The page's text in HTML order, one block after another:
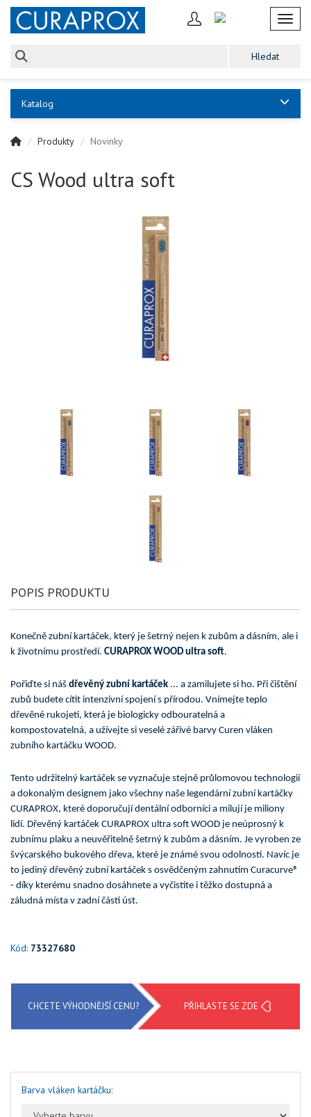
Katalog
Produkty Novinky
CS Wood ultra soft
POPIS PRODUKTU
Konečně zubní kartáček, který je šetrný nejen k zubům a dásním, ale i
k životnímu prostředí. CURAPROX WOOD ultra soft.
Pořiďte si náš dřevěný zubní kartáček ... a zamilujete si ho. Při čištění
zubů budete cítit intenzivní spojení s přírodou. Vnímejte teplo
dřevěné rukojeti, která je biologicky odbouratelná a
kompostovatelná, a užívejte si veselé zářivé barvy Curen vláken
zubního kartáčku WOOD.
Tento udržitelný kartáček se vyznačuje stejně průlomovou technologií
a dokonalým designem jako všechny naše legendární zubní kartáčky
CURAPROX, které doporučují dentální odborníci a milují je miliony
lidí. Dřevěný kartáček CURAPROX ultra soft WOOD je neúprosný k
zubnímu plaku a neuvěřitelně šetrný k zubům a dásním. Je vyroben ze
švýcarského bukového dřeva, které je známé svou odolností. Navíc je
to jediný dřevěný zubní kartáček s osvědčeným zahnutím Curacurve®
- díky kterému snadno dosáhnete a vyčistíte i těžko dostupná a
záludná místa v zadní části úst.
Kód: 73327680
CHCETE VÝHODNĚJŠÍ CENU? PŘIHLASTE SE ZDE
Barva vláken kartáčku: